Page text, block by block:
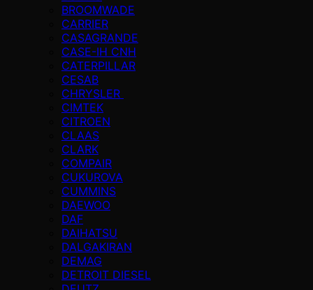
BROOMWADE
CARRIER
CASAGRANDE
CASE-IH CNH
CATERPILLAR
CESAB
CHRYSLER
CIMTEK
CITROEN
CLAAS
CLARK
COMPAIR
CUKUROVA
CUMMINS
DAEWOO
DAF
DAIHATSU
DALGAKIRAN
DEMAG
DETROIT DIESEL